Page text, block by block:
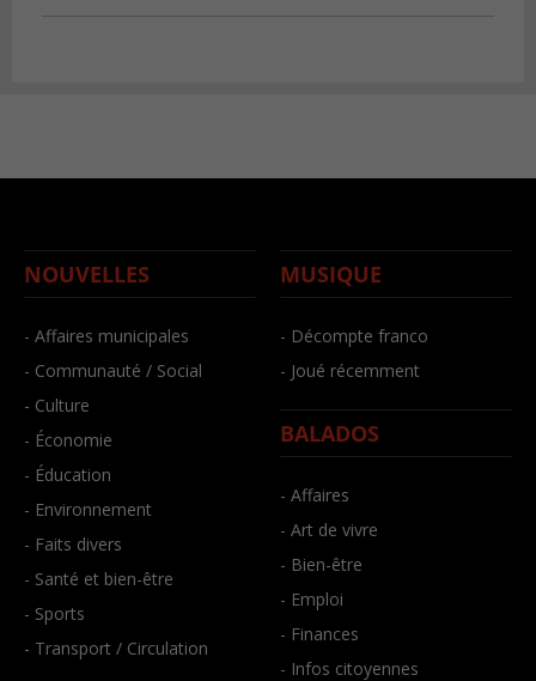
NOUVELLES
- Affaires municipales
- Communauté / Social
- Culture
- Économie
- Éducation
- Environnement
- Faits divers
- Santé et bien-être
- Sports
- Transport / Circulation
MUSIQUE
- Décompte franco
- Joué récemment
BALADOS
- Affaires
- Art de vivre
- Bien-être
- Emploi
- Finances
- Infos citoyennes